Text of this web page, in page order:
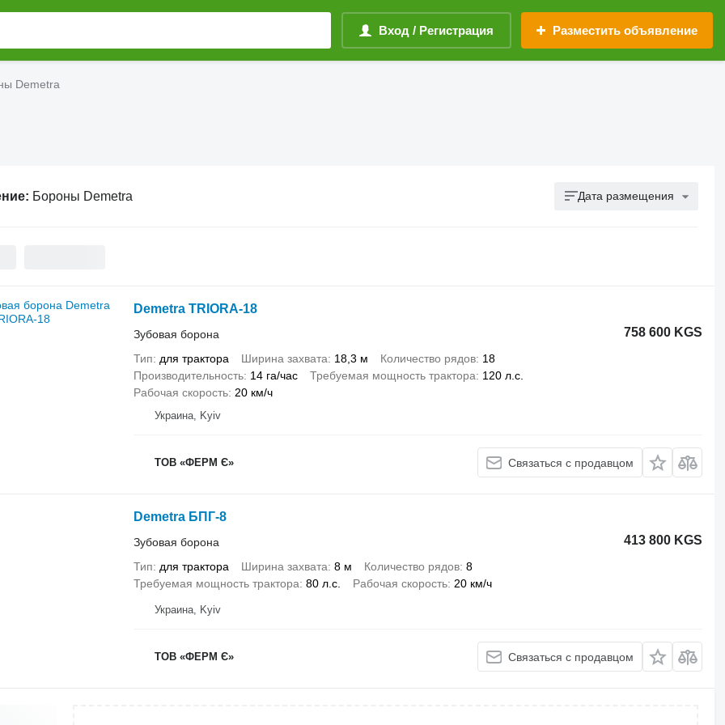
Вход / Регистрация Разместить объявление
Demetra
Бороны Demetra Дата размещения
Demetra TRIORA-18
758 600 KGS
Зубовая борона
Тип
для трактора Ширина захвата 18,3 м Количество рядов 18
Производительность 14 га/час Требуемая мощность трактора
120 л.с.
Рабочая скорость 20 км/ч
Украина, Kyiv
ТОВ «ФЕРМ Є» Связаться с продавцом
Demetra БПГ-8
413 800 KGS
Зубовая борона
Тип
для трактора Ширина захвата 8 м Количество рядов 8
Требуемая мощность трактора 80 л.с. Рабочая скорость 20 км/ч
Украина, Kyiv
ТОВ «ФЕРМ Є» Связаться с продавцом